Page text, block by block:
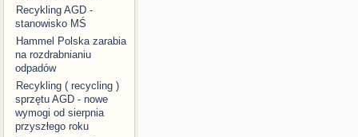
Recykling AGD -
stanowisko MŚ
Hammel Polska zarabia
na rozdrabnianiu
odpadów
Recykling ( recycling )
sprzętu AGD - nowe
wymogi od sierpnia
przyszłego roku